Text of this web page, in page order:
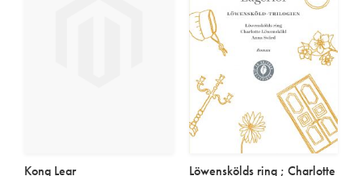
Kong Lear Löwenskölds ring ; Charlotte